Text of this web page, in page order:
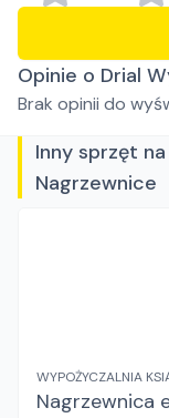
Opinie o Drial
Brak opinii do
Inny sprzęt
Nagrzewnice
Nagrzewnica